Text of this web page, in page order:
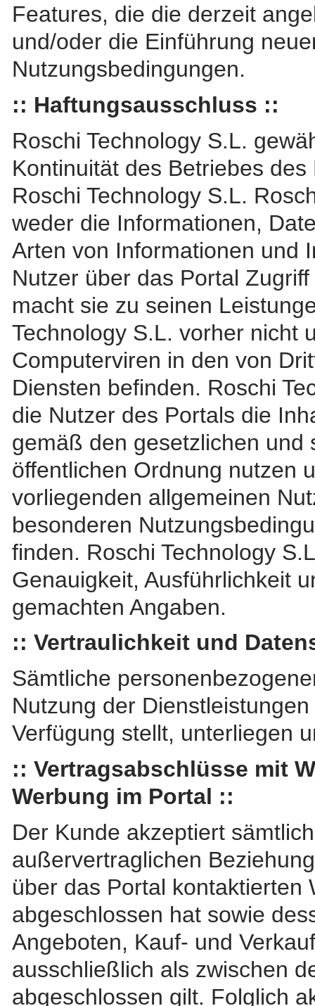
Features, die die derzeit
und/oder die Einführung
Nutzungsbedingungen.
:: Haftungsausschluss ::
Roschi Technology S.L.
Kontinuität des Betriebes
Roschi Technology S.L.
weder die Informationen,
Arten von Informationen und
Nutzer über das Portal
macht sie zu seinen
Technology S.L. vorher nicht
Computerviren in den von
Diensten befinden. Roschi
die Nutzer des Portals die
gemäß den gesetzlichen
öffentlichen Ordnung nutzen
vorliegenden allgemeinen
besonderen
finden. Roschi Technology
Genauigkeit, Ausführlichkeit
gemachten Angaben.
:: Vertraulichkeit und
Sämtliche
Nutzung der
Verfügung stellt, unterliegen
:: Vertragsabschlüsse mit
Werbung im Portal ::
Der Kunde akzeptiert
außervertraglichen
über das Portal kontaktierten
abgeschlossen hat sowie
Angeboten, Kauf- und
ausschließlich als zwischen
abgeschlossen gilt. Folglich